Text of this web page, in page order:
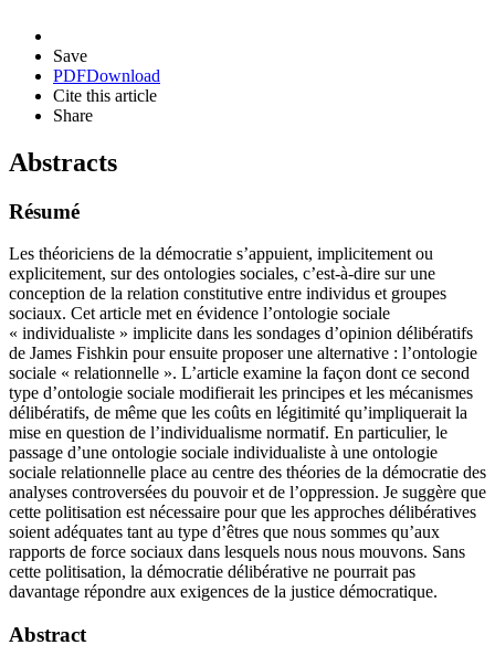
Save
PDFDownload
Cite this article
Share
Abstracts
Résumé
Les théoriciens de la démocratie s’appuient, implicitement ou
explicitement, sur des ontologies sociales, c’est-à-dire sur une
conception de la relation constitutive entre individus et groupes
sociaux. Cet article met en évidence l’ontologie sociale
« individualiste » implicite dans les sondages d’opinion délibératifs
de James Fishkin pour ensuite proposer une alternative : l’ontologie
sociale « relationnelle ». L’article examine la façon dont ce second
type d’ontologie sociale modifierait les principes et les mécanismes
délibératifs, de même que les coûts en légitimité qu’impliquerait la
mise en question de l’individualisme normatif. En particulier, le
passage d’une ontologie sociale individualiste à une ontologie
sociale relationnelle place au centre des théories de la démocratie des
analyses controversées du pouvoir et de l’oppression. Je suggère que
cette politisation est nécessaire pour que les approches délibératives
soient adéquates tant au type d’êtres que nous sommes qu’aux
rapports de force sociaux dans lesquels nous nous mouvons. Sans
cette politisation, la démocratie délibérative ne pourrait pas
davantage répondre aux exigences de la justice démocratique.
Abstract